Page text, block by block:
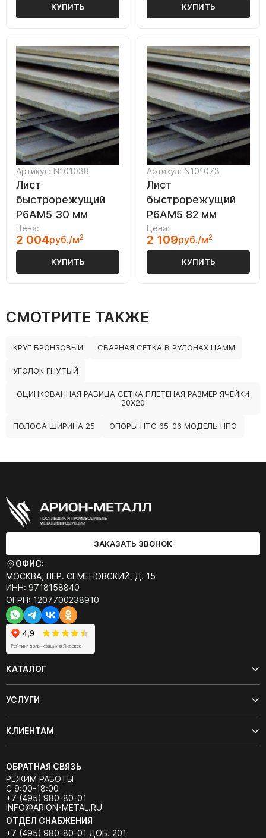
КУПИТЬ КУПИТЬ
Артикул: N101038
Лист
быстрорежущий
Р6АМ5 30 мм
Цена:
2 004руб./м2
КУПИТЬ
Артикул: N101073
Лист
быстрорежущий
Р6АМ5 82 мм
Цена:
2 109руб./м2
КУПИТЬ
СМОТРИТЕ ТАКЖЕ
КРУГ БРОНЗОВЫЙ СВАРНАЯ СЕТКА В РУЛОНАХ ЦАММ
УГОЛОК ГНУТЫЙ
ОЦИНКОВАННАЯ РАБИЦА СЕТКА ПЛЕТЕНАЯ РАЗМЕР ЯЧЕЙКИ
20Х20
ПОЛОСА ШИРИНА 25 ОПОРЫ НТС 65-06 МОДЕЛЬ НПО
ЗАКАЗАТЬ ЗВОНОК
ОФИС:
МОСКВА, ПЕР. СЕМЁНОВСКИЙ, Д. 15
ИНН: 9718158840
ОГРН: 1207700238910
КАТАЛОГ
УСЛУГИ
КЛИЕНТАМ
ОБРАТНАЯ СВЯЗЬ
РЕЖИМ РАБОТЫ
С 9:00-18:00
+7 (495) 980-80-01
INFO@ARION-METAL.RU
ОТДЕЛ СНАБЖЕНИЯ
+7 (495) 980-80-01 ДОБ. 201